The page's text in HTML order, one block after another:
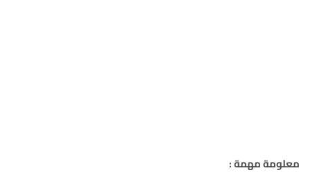
معلومة مهمة :